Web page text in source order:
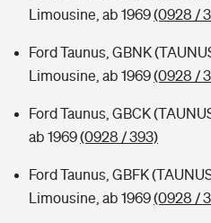
Limousine, ab 1969(0928 /
Ford Taunus, GBNK
Limousine, ab 1969(0928 /
Ford Taunus, GBCK
ab 1969(0928 / 393)
Ford Taunus, GBFK
Limousine, ab 1969(0928 /